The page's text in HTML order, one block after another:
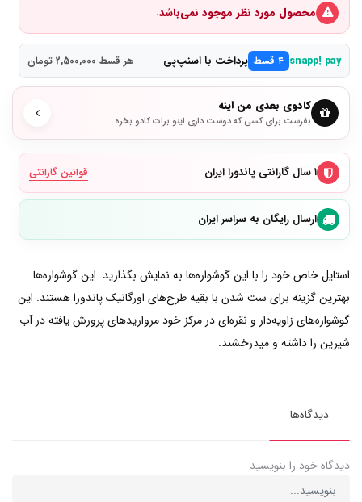
محصول مورد نظر موجود نمی‌باشد.
snapp! pay ۴ قسط پرداخت با اسنپ‌پی هر قسط 2,500,000 تومان
کادوی بعدی من اینه
بفرست برای کسی که دوست داری اینو برات کادو بخره
۱ سال گارانتی پاندورا ایران قوانین گارانتی
ارسال رایگان به سراسر ایران
استایل خاص خود را با این گوشواره‌ها به نمایش بگذارید. این گوشواره‌ها
بهترین گزینه برای ست شدن با بقیه طرح‌های اورگانیک پاندورا هستند. این
گوشواره‌های زاویه‌دار و نقره‌ای در مرکز خود مرواریدهای پرورش یافته در آب
شیرین را داشته و میدرخشند.
دیدگاه‌ها
دیدگاه خود را بنویسید